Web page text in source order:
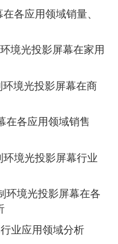
各应用领域销量、
境光投影屏幕在家用
境光投影屏幕在商
在各应用领域销售
境光投影屏幕行业
环境光投影屏幕在各
业应用领域分析